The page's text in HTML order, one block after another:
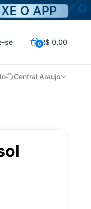
se 0R$ 0,00
Central Araujo